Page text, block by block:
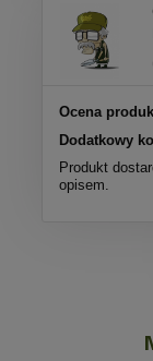
Ocena
Dodatkowy
Produkt
opisem.